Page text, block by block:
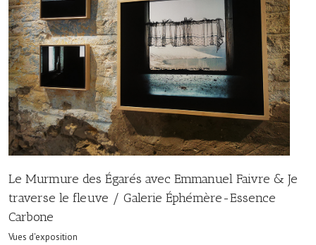
Le Murmure des Égarés avec Emmanuel Faivre & Je
traverse le fleuve / Galerie Éphémère-Essence
Carbone
Vues d'exposition